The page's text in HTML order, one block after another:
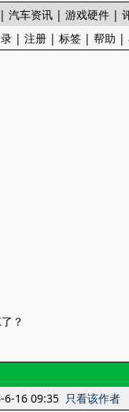
| 汽车资讯 | 游戏硬件 |
| 注册 | 标签 | 帮助 |
？
6-16 09:35 只看该作者